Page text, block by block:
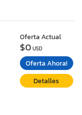
Oferta Actual
$0USD
Oferta Ahora!
Detalles